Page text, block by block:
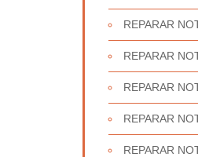
REPARAR
REPARAR
REPARAR
REPARAR
REPARAR